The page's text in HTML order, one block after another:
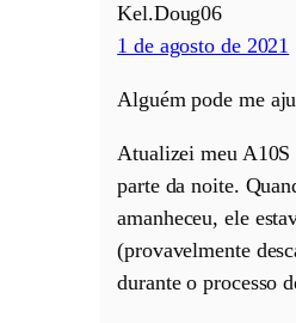
Kel.Doug06
1 de agosto de 2021
Alguém pode me
Atualizei meu A10S
parte da noite.
amanheceu, ele
(provavelmente
durante o processo